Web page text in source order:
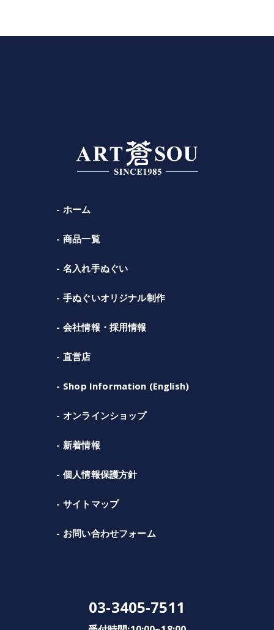
ホーム
商品一覧
名入れ手ぬぐい
手ぬぐいオリジナル制作
会社情報・採用情報
直営店
Shop Information (English)
オンラインショップ
新着情報
個人情報保護方針
サイトマップ
お問い合わせフォーム
03-3405-7511